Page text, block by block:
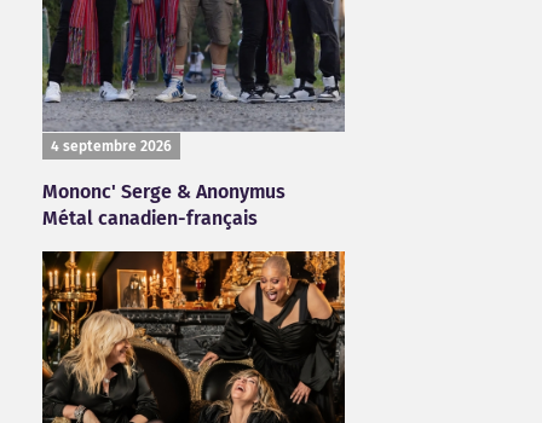
4 septembre 2026
Mononc' Serge & Anonymus
Métal canadien-français